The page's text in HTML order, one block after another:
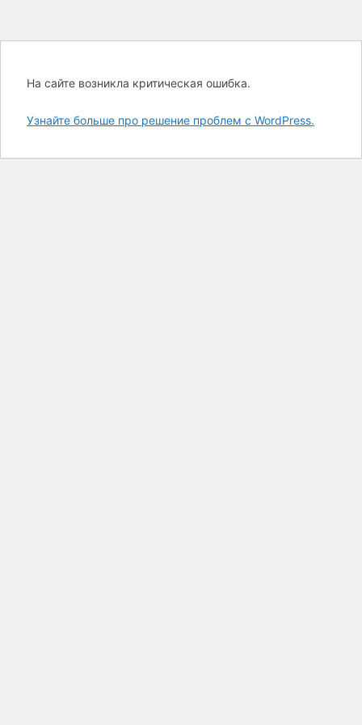
На сайте возникла критическая ошибка.
Узнайте больше про решение проблем с WordPress.